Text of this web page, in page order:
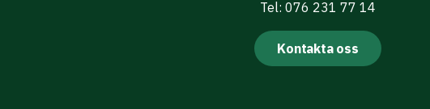
Tel: 076 231 77 14
Kontakta oss